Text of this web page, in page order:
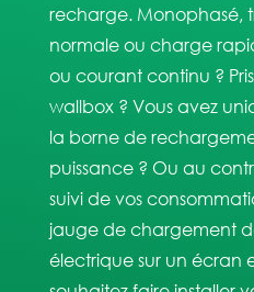
recharge. Monophasé,
normale ou charge
ou courant continu ?
wallbox ? Vous avez
la borne de
puissance ? Ou au
suivi de vos
jauge de chargement
électrique sur un écran